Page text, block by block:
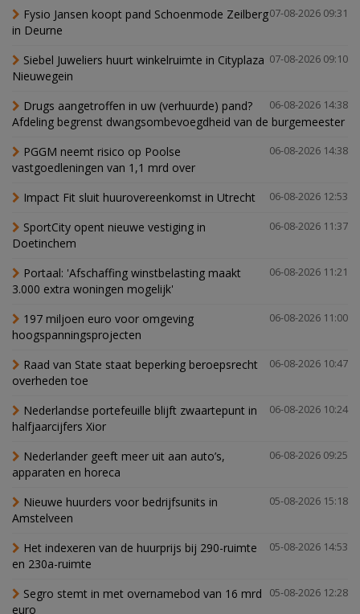
07-08-2026 09:31
Fysio Jansen koopt pand Schoenmode Zeilberg
in Deurne
07-08-2026 09:10
Siebel Juweliers huurt winkelruimte in Cityplaza
Nieuwegein
06-08-2026 14:38
Drugs aangetroffen in uw (verhuurde) pand?
Afdeling begrenst dwangsombevoegdheid van de burgemeester
06-08-2026 14:38
PGGM neemt risico op Poolse
vastgoedleningen van 1,1 mrd over
06-08-2026 12:53
Impact Fit sluit huurovereenkomst in Utrecht
06-08-2026 11:37
SportCity opent nieuwe vestiging in
Doetinchem
06-08-2026 11:21
Portaal: 'Afschaffing winstbelasting maakt
3.000 extra woningen mogelijk'
06-08-2026 11:00
197 miljoen euro voor omgeving
hoogspanningsprojecten
06-08-2026 10:47
Raad van State staat beperking beroepsrecht
overheden toe
06-08-2026 10:24
Nederlandse portefeuille blijft zwaartepunt in
halfjaarcijfers Xior
06-08-2026 09:25
Nederlander geeft meer uit aan auto’s,
apparaten en horeca
05-08-2026 15:18
Nieuwe huurders voor bedrijfsunits in
Amstelveen
05-08-2026 14:53
Het indexeren van de huurprijs bij 290-ruimte
en 230a-ruimte
05-08-2026 12:28
Segro stemt in met overnamebod van 16 mrd
euro